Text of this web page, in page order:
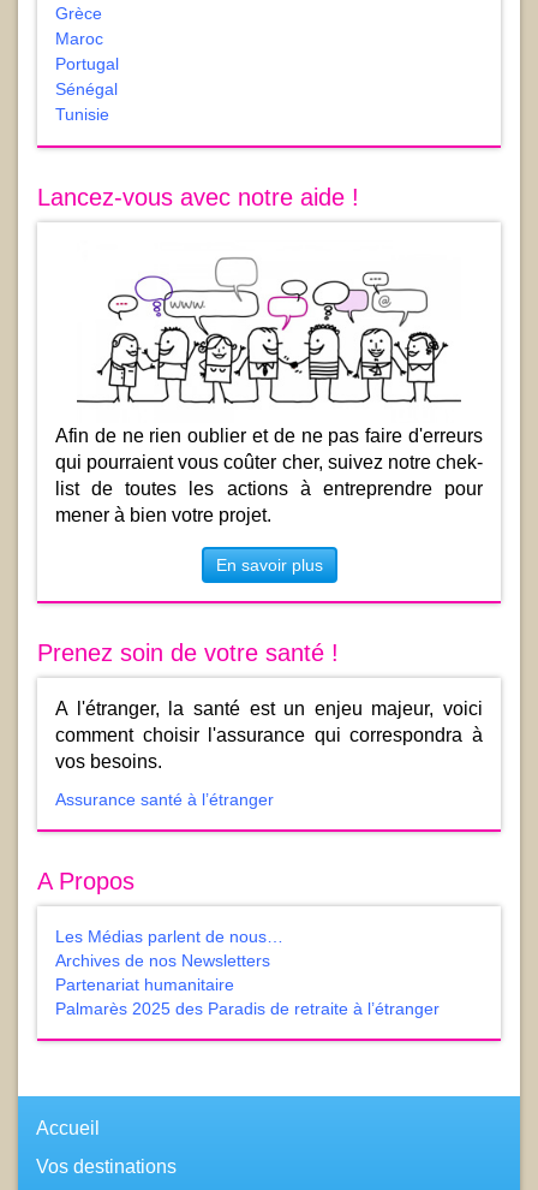
Prenez soin de votre santé !
A l'étranger, la santé est un enjeu majeur, voici
comment choisir l'assurance qui correspondra à
vos besoins.
Assurance santé à l’étranger
Grèce
Maroc
Portugal
Sénégal
Tunisie
Lancez-vous avec notre aide !
Afin de ne rien oublier et de ne pas faire d'erreurs
qui pourraient vous coûter cher, suivez notre chek-
list de toutes les actions à entreprendre pour
mener à bien votre projet.
En savoir plus
A Propos
Les Médias parlent de nous…
Archives de nos Newsletters
Partenariat humanitaire
Palmarès 2025 des Paradis de retraite à l’étranger
Accueil
Vos destinations